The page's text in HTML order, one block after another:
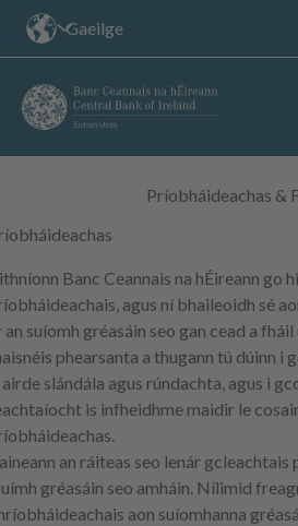
An
suíomh
teanga:
Gaeilge
Príobháideachas &
Banc Ceannais na hÉireann go
agus ní bhaileoidh sé
an suíomh gréasáin seo gan cead a
phearsanta a thugann tú dúinn i
slándála agus rúndachta, agus i
is infheidhme maidir le
an ráiteas seo lenár
gréasáin seo amháin. Nílimid
aon suíomhanna